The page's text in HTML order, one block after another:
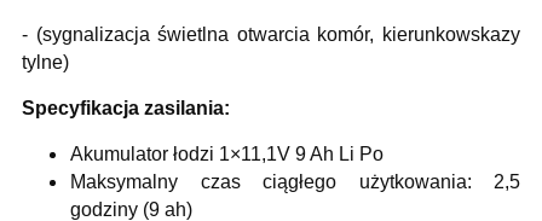
- (sygnalizacja świetlna otwarcia komór, kierunkowskazy
tylne)
Specyfikacja zasilania:
Akumulator łodzi 1×11,1V 9 Ah Li Po
Maksymalny czas ciągłego użytkowania: 2,5
godziny (9 ah)